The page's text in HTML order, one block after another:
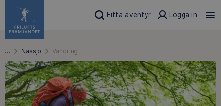
Hitta äventyr Logga in
… Nässjö Vandring